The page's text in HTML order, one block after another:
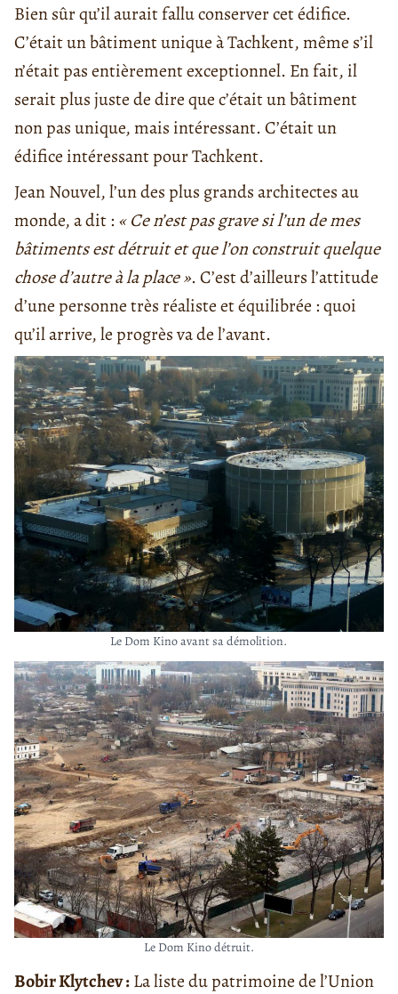
Bien sûr qu’il aurait fallu conserver cet édifice.
C’était un bâtiment unique à Tachkent, même s’il
n’était pas entièrement exceptionnel. En fait, il
serait plus juste de dire que c’était un bâtiment
non pas unique, mais intéressant. C’était un
édifice intéressant pour Tachkent.
Jean Nouvel, l’un des plus grands architectes au
monde, a dit : « Ce n’est pas grave si l’un de mes
bâtiments est détruit et que l’on construit quelque
chose d’autre à la place ». C’est d’ailleurs l’attitude
d’une personne très réaliste et équilibrée : quoi
qu’il arrive, le progrès va de l’avant.
Le Dom Kino avant sa démolition.
Le Dom Kino détruit.
Bobir Klytchev :La liste du patrimoine de l’Union